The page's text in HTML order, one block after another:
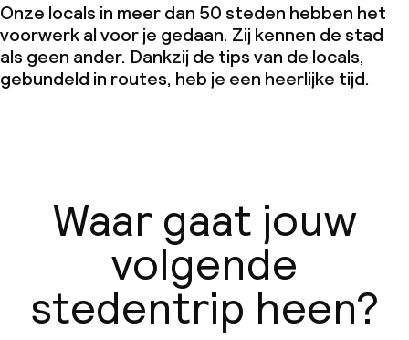
Onze locals in meer dan 50 steden hebben het
voorwerk al voor je gedaan. Zij kennen de stad
als geen ander. Dankzij de tips van de locals,
gebundeld in routes, heb je een heerlijke tijd.
Waar gaat jouw
volgende
stedentrip heen?